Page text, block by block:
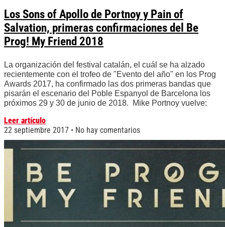
Los Sons of Apollo de Portnoy y Pain of
Salvation, primeras confirmaciones del Be
Prog! My Friend 2018
La organización del festival catalán, el cuál se ha alzado
recientemente con el trofeo de "Evento del año" en los Prog
Awards 2017, ha confirmado las dos primeras bandas que
pisarán el escenario del Poble Espanyol de Barcelona los
próximos 29 y 30 de junio de 2018. Mike Portnoy vuelve:
Leer artículo
22 septiembre 2017
No hay comentarios